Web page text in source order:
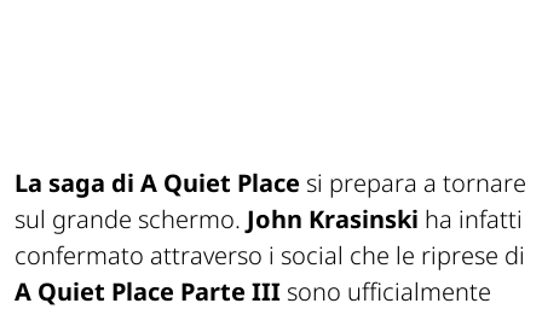
La saga di A Quiet Place si prepara a tornare
sul grande schermo. John Krasinski ha infatti
confermato attraverso i social che le riprese di
A Quiet Place Parte III sono ufficialmente